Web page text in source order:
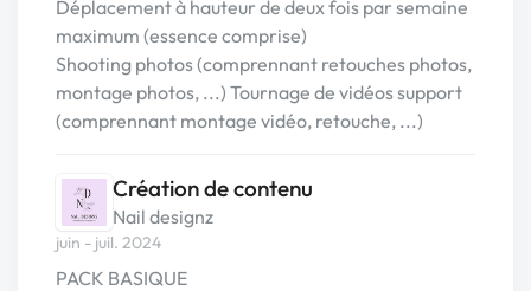
Déplacement à hauteur de deux fois par semaine
maximum (essence comprise)
Shooting photos (comprennant retouches photos,
montage photos, ...) Tournage de vidéos support
(comprennant montage vidéo, retouche, ...)
Création de contenu
Nail designz
juin - juil. 2024
PACK BASIQUE